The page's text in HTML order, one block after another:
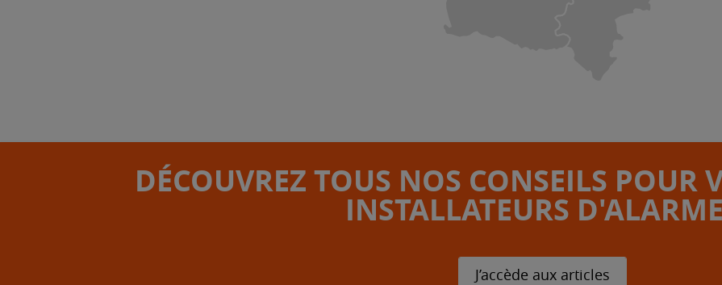
DÉCOUVREZ TOUS NOS CONSEILS POUR
INSTALLATEURS
J’accède aux articles